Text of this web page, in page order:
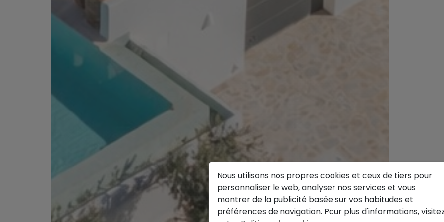
Nous utilisons nos propres cookies et ceux de tiers pour
personnaliser le web, analyser nos services et vous
montrer de la publicité basée sur vos habitudes et
préférences de navigation. Pour plus d'informations,